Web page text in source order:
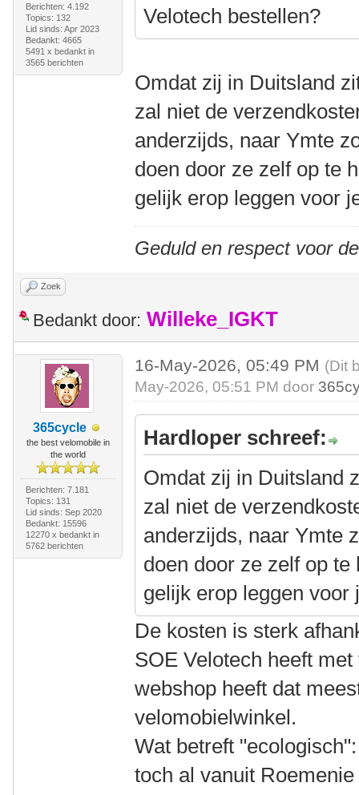
Berichten: 4.192
Topics: 132
Lid sinds: Apr 2023
Bedankt: 4665
5491 x bedankt in
3565 berichten
Velotech bestellen?
Omdat zij in Duitsland
zal niet de
anderzijds, naar Ymte
doen door ze zelf op te
gelijk erop leggen voor
Geduld en respect voor
Zoek
Bedankt door: Willeke_IGKT
365cycle
the best velomobile in
the world
Berichten: 7.181
Topics: 131
Lid sinds: Sep 2020
Bedankt: 15596
12270 x bedankt in
5762 berichten
16-May-2026, 05:49 PM (Dit
May-2026, 05:51 PM door
Hardloper schreef:
Omdat zij in Duitsland
zal niet de
anderzijds, naar Ymte
doen door ze zelf op
gelijk erop leggen voor
De kosten is sterk
SOE Velotech heeft
webshop heeft dat
velomobielwinkel.
Wat betreft
toch al vanuit